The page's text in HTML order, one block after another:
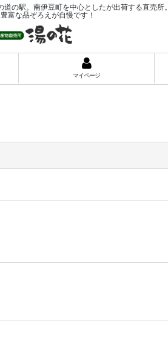
の駅。南伊豆町を中心としたが出荷する直売所。
富な品ぞろえが自慢です！
マイページ